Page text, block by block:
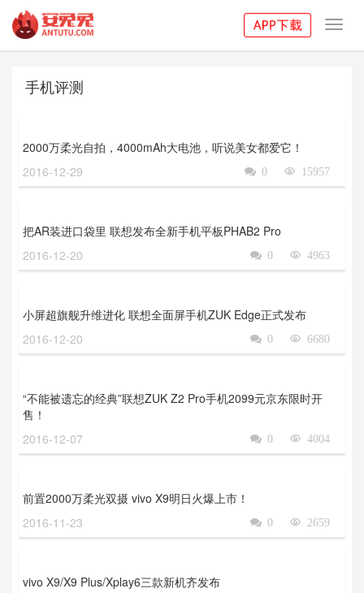
手机评测
2000万柔光自拍，4000mAh大电池，听说美女都爱它！
2016-12-29
15957

0

把AR装进口袋里 联想发布全新手机平板PHAB2 Pro
2016-12-20
4963

0

小屏超旗舰升维进化 联想全面屏手机ZUK Edge正式发布
2016-12-20
6680

0

“不能被遗忘的经典”联想ZUK Z2 Pro手机2099元京东限时开
售！
2016-12-07
4004

0

前置2000万柔光双摄 vivo X9明日火爆上市！
2016-11-23
2659

0

vivo X9/X9 Plus/Xplay6三款新机齐发布